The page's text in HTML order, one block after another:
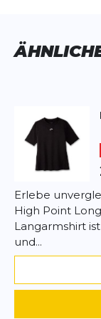
Rezension
Rezension
*Pflichtfelder
Dieses Formular
Erlebe
High Point
Langarmshirt
und...